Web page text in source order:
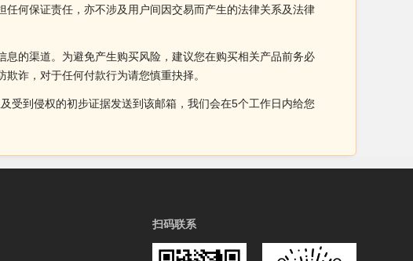
何保证责任，亦不涉及用户间因交易而产生的法律关系及法律
的渠道。为避免产生购买风险，建议您在购买相关产品前务必
诈，对于任何付款行为请您慎重抉择。
受到侵权的初步证据发送到该邮箱，我们会在5个工作日内给您
扫码联系